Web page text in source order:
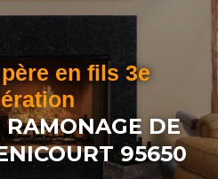
en fils 3e
RAMONAGE DE
95650